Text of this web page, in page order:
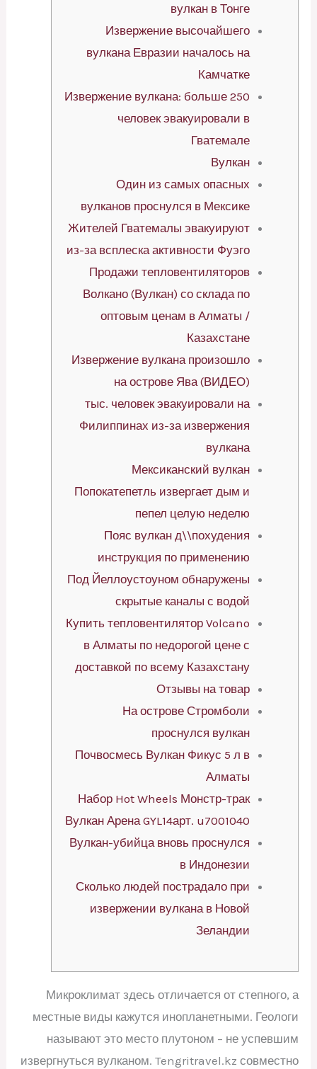
вулкан в Тонге
Извержение высочайшего
вулкана Евразии началось на
Камчатке
Извержение вулкана: больше 250
человек эвакуировали в
Гватемале
Вулкан
Один из самых опасных
вулканов проснулся в Мексике
Жителей Гватемалы эвакуируют
из-за всплеска активности Фуэго
Продажи тепловентиляторов
Волкано (Вулкан) со склада по
оптовым ценам в Алматы /
Казахстане
Извержение вулкана произошло
на острове Ява (ВИДЕО)
тыс. человек эвакуировали на
Филиппинах из-за извержения
вулкана
Мексиканский вулкан
Попокатепетль извергает дым и
пепел целую неделю
Пояс вулкан д\\похудения
инструкция по применению
Под Йеллоустоуном обнаружены
скрытые каналы с водой
Купить тепловентилятор Volcano
в Алматы по недорогой цене с
доставкой по всему Казахстану
Отзывы на товар
На острове Стромболи
проснулся вулкан
Почвосмесь Вулкан Фикус 5 л в
Алматы
Набор Hot Wheels Монстр-трак
Вулкан Арена GYL14арт. u7001040
Вулкан-убийца вновь проснулся
в Индонезии
Сколько людей пострадало при
извержении вулкана в Новой
Зеландии
Микроклимат здесь отличается от степного, а
местные виды кажутся инопланетными. Геологи
называют это место плутоном – не успевшим
извергнуться вулканом. Tengritravel.kz совместно